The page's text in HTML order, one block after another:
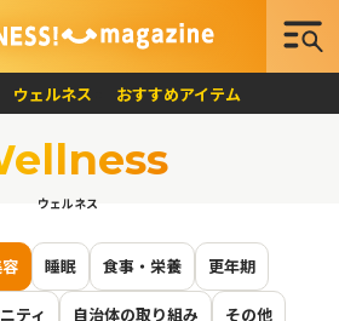
ウェルネス おすすめアイテム
ウェルネス
睡眠 食事・栄養 更年期
ティ 自治体の取り組み その他